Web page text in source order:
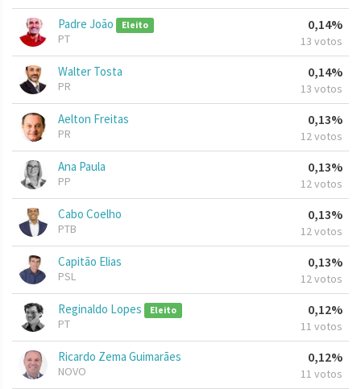
Padre João Eleito
PT
0,14%
13 votos
Walter Tosta
PR
0,14%
13 votos
Aelton Freitas
PR
0,13%
12 votos
Ana Paula
PP
0,13%
12 votos
Cabo Coelho
PTB
0,13%
12 votos
Capitão Elias
PSL
0,13%
12 votos
Reginaldo Lopes Eleito
PT
0,12%
11 votos
Ricardo Zema Guimarães
NOVO
0,12%
11 votos